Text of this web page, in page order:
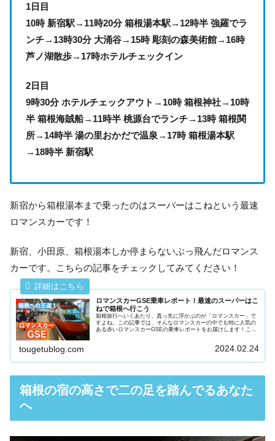
1日目
10時 新宿駅→11時20分 箱根湯本駅→12時半 強羅でラ
ンチ→13時30分 大涌谷→15時 彫刻の森美術館→16時
芦ノ湖散歩→17時ホテルチェックイン
2日目
9時30分 ホテルチェックアウト→10時 箱根神社→10時
半 箱根海賊船→11時半 桃源台でランチ→13時 箱根関
所→14時半 湯の里おかだで温泉→17時 箱根湯本駅
→18時半 新宿駅
新宿から箱根湯本まで乗ったのはスーパーはこねという最速
ロマンスカーです！
新宿、小田原、箱根湯本しか停まらないぶっ飛んだロマンス
カーです。こちらの記事をチェックしてみてください！
ロマンスカーGSE乗車レポート！最速のスーパーはこ
ねで箱根へ行こう
箱根旅行へいくあたり、真っ先に浮かぶのが「ロマンスカー」で
すよね。この記事では、そんなロマンスカーの中でも特に人気の
ある赤いロマンスカーGSEの乗車レポートをお届けします！これ
tougetublog.com 2024.02.24
箱根の宿の高さで二の足を踏んでるあなた
へ